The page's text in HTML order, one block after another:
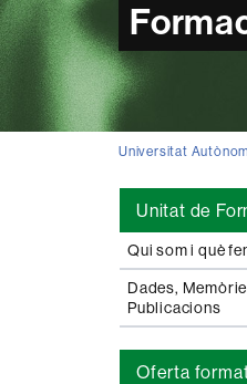
Universitat
Unitat de
Qui som i què
Dades,
Publicacions
Oferta